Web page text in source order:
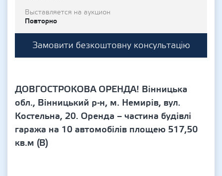
Выставляется на аукцион
Повторно
Замовити безкоштовну консультацію
ДОВГОСТРОКОВА ОРЕНДА! Вінницька
обл., Вінницький р-н, м. Немирів, вул.
Костельна, 20. Оренда – частина будівлі
гаража на 10 автомобілів площею 517,50
кв.м (В)